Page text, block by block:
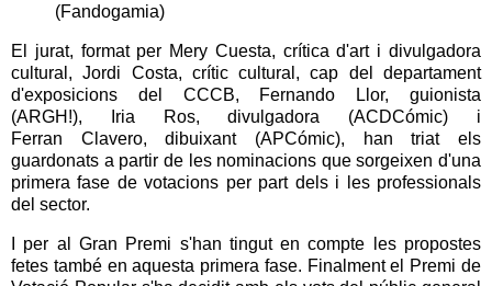
(Fandogamia)
El jurat, format per Mery Cuesta, crítica d'art i divulgadora
cultural, Jordi Costa, crític cultural, cap del departament
d'exposicions del CCCB, Fernando Llor, guionista
(ARGH!), Iria Ros, divulgadora (ACDCómic) i
Ferran Clavero, dibuixant (APCómic), han triat els
guardonats a partir de les nominacions que sorgeixen d'una
primera fase de votacions per part dels i les professionals
del sector.
I per al Gran Premi s'han tingut en compte les propostes
fetes també en aquesta primera fase. Finalment el Premi de